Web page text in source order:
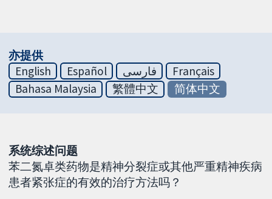
亦提供
English
Español فارسی
Français
Bahasa Malaysia
繁體中文 简体中文
系统综述问题
苯二氮卓类药物是精神分裂症或其他严重精神疾病
患者紧张症的有效的治疗方法吗？